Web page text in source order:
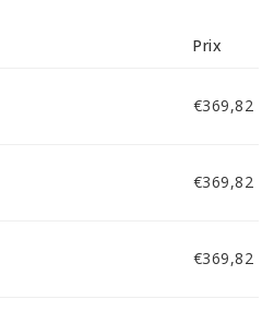
Prix
€369,82
€369,82
€369,82